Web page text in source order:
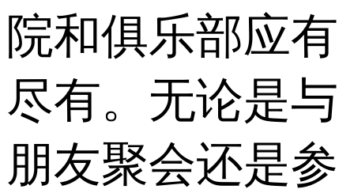
院和俱乐部应有
尽有。无论是与
朋友聚会还是参